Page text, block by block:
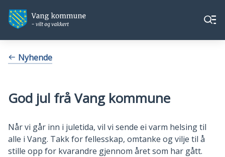
Vang
kommune
Vang
kommune
Meny
Du Nyhende
God jul frå Vang kommune
Når vi går inn i juletida, vil vi sende ei varm helsing til
alle i Vang. Takk for fellesskap, omtanke og vilje til å
stille opp for kvarandre gjennom året som har gått.